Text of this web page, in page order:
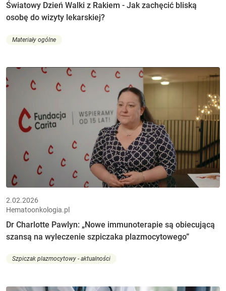
Światowy Dzień Walki z Rakiem - Jak zachęcić bliską
osobę do wizyty lekarskiej?
Materiały ogólne
2.02.2026
Hematoonkologia.pl
Dr Charlotte Pawlyn: „Nowe immunoterapie są obiecującą
szansą na wyleczenie szpiczaka plazmocytowego”
Szpiczak plazmocytowy - aktualności